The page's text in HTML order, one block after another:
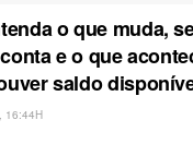
o que muda,
e o que
saldo
16:44H